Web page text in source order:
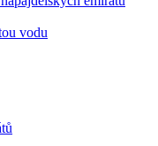
vodu